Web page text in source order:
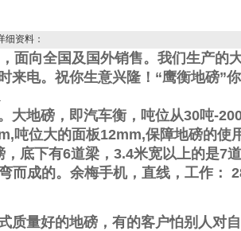
细资料：
面向全国及国外销售。我们生产的
来电。祝你生意兴隆！“鹰衡地磅”你
大地磅，即汽车衡，吨位从30吨-
吨位大的面板12mm,保障地磅的使
，底下有6道梁， 3.4米宽以上的是7
而成的。 余梅手机，直线 ，工作 ：
质量好的地磅，有的客户怕别人对